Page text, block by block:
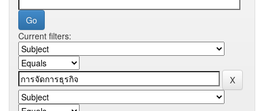
Current filters: